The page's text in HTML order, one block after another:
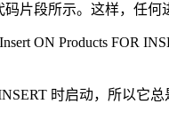
片段所示。这样，任
ON Products FOR
时启动，所以它